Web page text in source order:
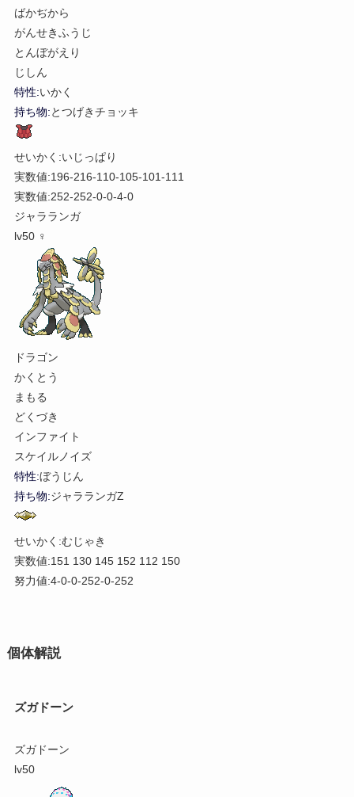
ばかぢから
がんせきふうじ
とんぼがえり
じしん
特性:いかく
持ち物:とつげきチョッキ
せいかく:いじっぱり
実数値:196-216-110-105-101-111
実数値:252-252-0-0-4-0
ジャラランガ
lv50 ♀
ドラゴン
かくとう
まもる
どくづき
インファイト
スケイルノイズ
特性:ぼうじん
持ち物:ジャラランガZ
せいかく:むじゃき
実数値:151 130 145 152 112 150
努力値:4-0-0-252-0-252
個体解説
ズガドーン
ズガドーン
lv50